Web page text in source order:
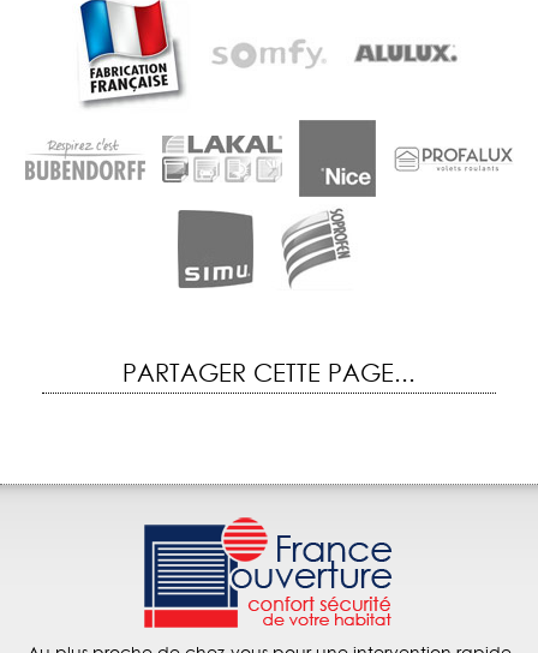
PARTAGER CETTE PAGE...